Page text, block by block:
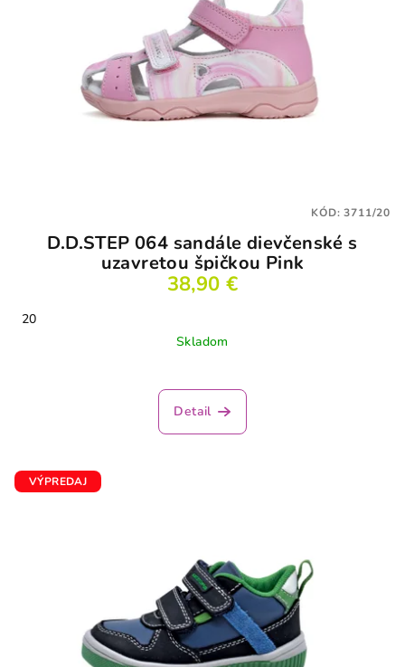
D.D.STEP 064 sandále dievčenské s
uzavretou špičkou Pink
38,90 €
20
Skladom
hodnotenie
produktu
Detail
KÓD:3711/20
VÝPREDAJ